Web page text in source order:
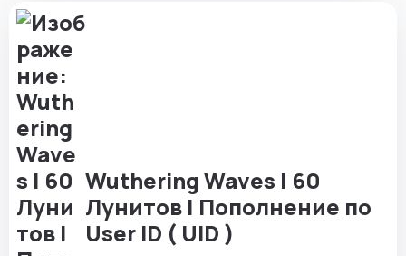
Wuthering Waves | 60
Лунитов | Пополнение по
User ID ( UID )